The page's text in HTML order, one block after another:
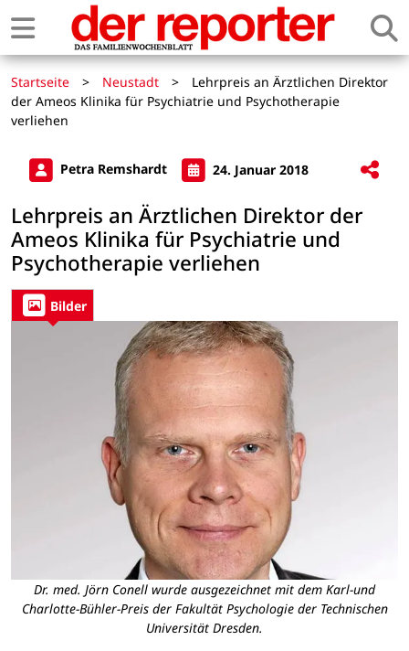
Startseite > Neustadt >
Lehrpreis an Ärztlichen Direktor
der Ameos Klinika für Psychiatrie und Psychotherapie
verliehen
Petra Remshardt 24. Januar 2018
Lehrpreis an Ärztlichen Direktor der
Ameos Klinika für Psychiatrie und
Psychotherapie verliehen
Bilder
Dr. med. Jörn Conell wurde ausgezeichnet mit dem Karl-und
Charlotte-Bühler-Preis der Fakultät Psychologie der Technischen
Universität Dresden.